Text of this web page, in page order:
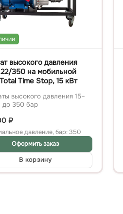
высокого давления
22/350 на мобильной
Time Stop, 15 кВт
высокого давления 15–
до 350 бар
₽
давление, бар: 350
Оформить заказ
В корзину